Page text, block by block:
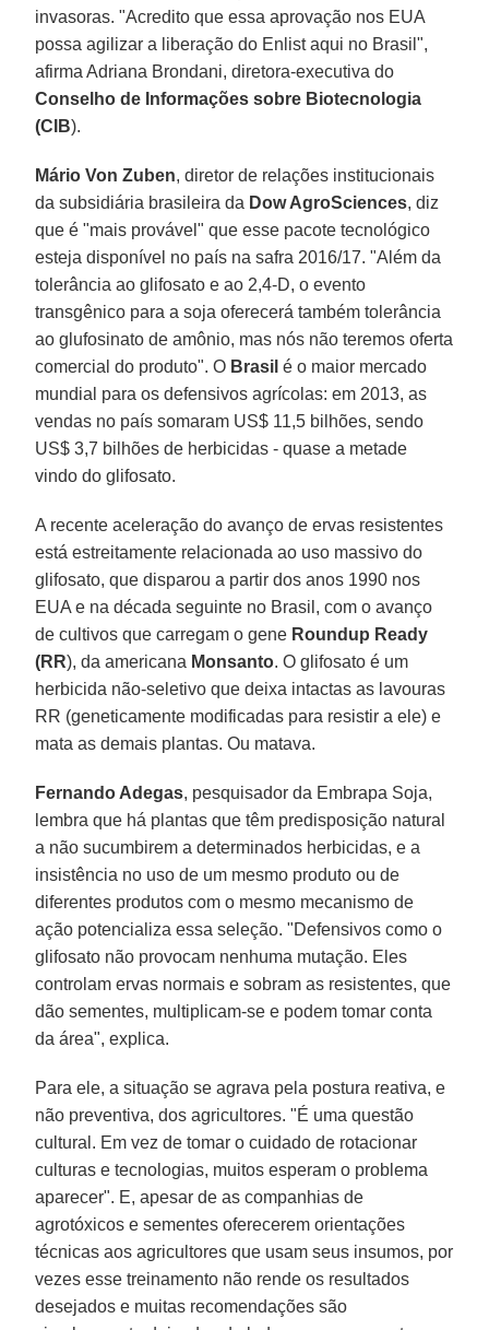
invasoras. "Acredito que essa aprovação nos EUA
possa agilizar a liberação do Enlist aqui no Brasil",
afirma Adriana Brondani, diretora-executiva do
Conselho de Informações sobre Biotecnologia
(CIB).
Mário Von Zuben, diretor de relações institucionais
da subsidiária brasileira da Dow AgroSciences, diz
que é "mais provável" que esse pacote tecnológico
esteja disponível no país na safra 2016/17. "Além da
tolerância ao glifosato e ao 2,4-D, o evento
transgênico para a soja oferecerá também tolerância
ao glufosinato de amônio, mas nós não teremos oferta
comercial do produto". O Brasil é o maior mercado
mundial para os defensivos agrícolas: em 2013, as
vendas no país somaram US$ 11,5 bilhões, sendo
US$ 3,7 bilhões de herbicidas - quase a metade
vindo do glifosato.
A recente aceleração do avanço de ervas resistentes
está estreitamente relacionada ao uso massivo do
glifosato, que disparou a partir dos anos 1990 nos
EUA e na década seguinte no Brasil, com o avanço
de cultivos que carregam o gene Roundup Ready
(RR), da americana Monsanto. O glifosato é um
herbicida não-seletivo que deixa intactas as lavouras
RR (geneticamente modificadas para resistir a ele) e
mata as demais plantas. Ou matava.
Fernando Adegas, pesquisador da Embrapa Soja,
lembra que há plantas que têm predisposição natural
a não sucumbirem a determinados herbicidas, e a
insistência no uso de um mesmo produto ou de
diferentes produtos com o mesmo mecanismo de
ação potencializa essa seleção. "Defensivos como o
glifosato não provocam nenhuma mutação. Eles
controlam ervas normais e sobram as resistentes, que
dão sementes, multiplicam-se e podem tomar conta
da área", explica.
Para ele, a situação se agrava pela postura reativa, e
não preventiva, dos agricultores. "É uma questão
cultural. Em vez de tomar o cuidado de rotacionar
culturas e tecnologias, muitos esperam o problema
aparecer". E, apesar de as companhias de
agrotóxicos e sementes oferecerem orientações
técnicas aos agricultores que usam seus insumos, por
vezes esse treinamento não rende os resultados
desejados e muitas recomendações são